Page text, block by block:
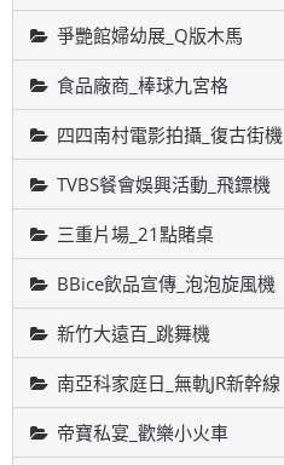
爭艷館婦幼展_Q版木馬
食品廠商_棒球九宮格
四四南村電影拍攝_復古街機
TVBS餐會娛興活動_飛鏢機
三重片場_21點賭桌
BBice飲品宣傳_泡泡旋風機
新竹大遠百_跳舞機
南亞科家庭日_無軌JR新幹線
帝寶私宴_歡樂小火車